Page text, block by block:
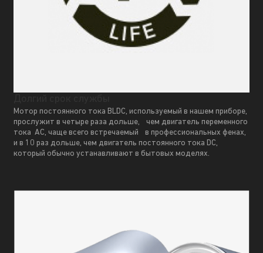
Мотор постоянного тока BLDC, используемый в нашем приборе,
прослужит в четыре раза дольше, чем двигатель переменного
тока AC, чаще всего встречаемый в профессиональных фенах,
и в 10 раз дольше, чем двигатель постоянного тока DC,
который обычно устанавливают в бытовых моделях.